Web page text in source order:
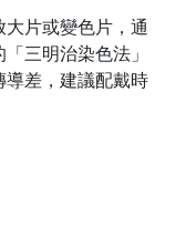
片或變色片，通
三明治染色法」
差，建議配戴時